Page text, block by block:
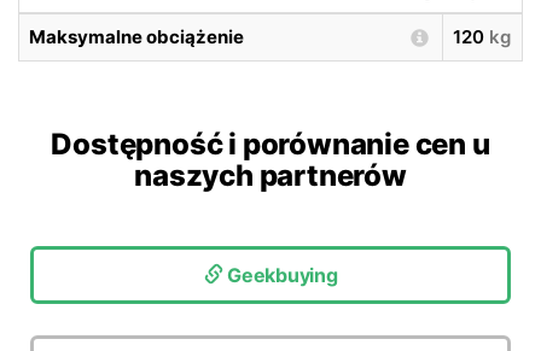
Maksymalne obciążenie 120 kg
Dostępność i porównanie cen u
naszych partnerów
Geekbuying